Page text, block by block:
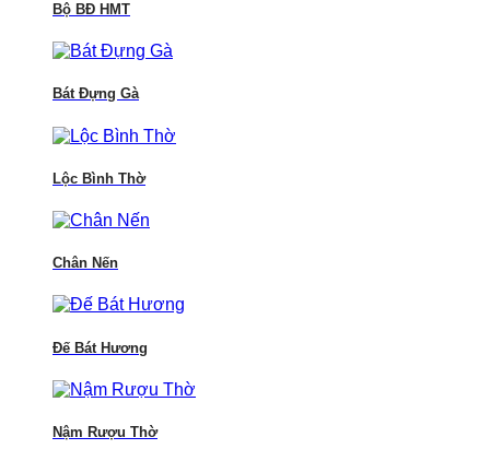
Bộ BĐ HMT
Bát Đựng Gà
Lộc Bình Thờ
Chân Nến
Đế Bát Hương
Nậm Rượu Thờ